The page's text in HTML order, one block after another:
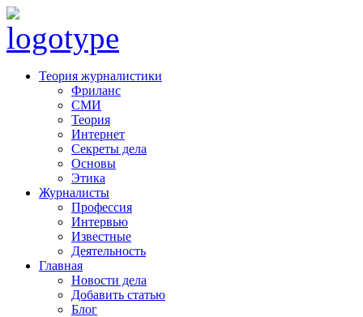
Теория журналистики
Фриланс
СМИ
Теория
Интернет
Секреты дела
Основы
Этика
Журналисты
Профессия
Интервью
Известные
Деятельность
Главная
Новости дела
Добавить статью
Блог